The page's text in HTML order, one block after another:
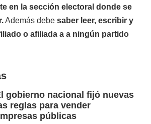
en la sección electoral donde se
Además debe saber leer, escribir y
o afiliada a a ningún partido
gobierno nacional fijó nuevas
reglas para vender
públicas